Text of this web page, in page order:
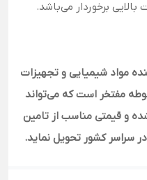
برخوردار می‌باشد.
مواد شیمیایی و تجهیزات
مفتخر است که می‌تواند
و قیمتی مناسب از تامین
سراسر کشور تحویل نماید.